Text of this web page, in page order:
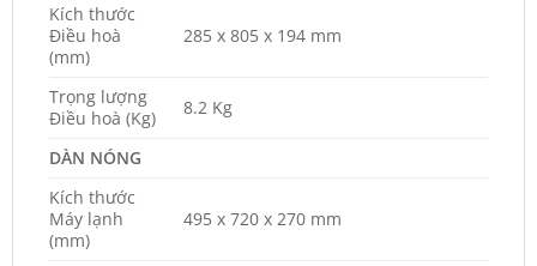
Kích thước
Điều hoà
(mm)
285 x 805 x 194 mm
Trọng lượng
Điều hoà (Kg)
8.2 Kg
DÀN NÓNG
Kích thước
Máy lạnh
(mm)
495 x 720 x 270 mm